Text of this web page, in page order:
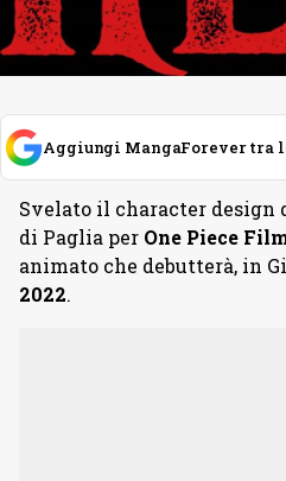
Aggiungi MangaForever tra
Svelato il character design
di Paglia per One Piece
animato che debutterà, in
2022.